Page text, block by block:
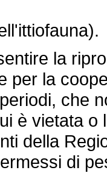
la
per la
che
è vietata
della
di